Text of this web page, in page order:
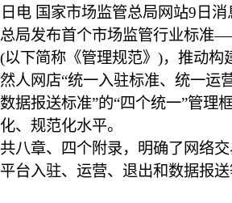
国家市场监管总局网站9日消
总局发布首个市场监管行业标准
以下简称《管理规范》)，推动构
人网店“统一入驻标准、统一运
据报送标准”的“四个统一”管理
、规范化水平。
章、四个附录，明确了网络交
台入驻、运营、退出和数据报